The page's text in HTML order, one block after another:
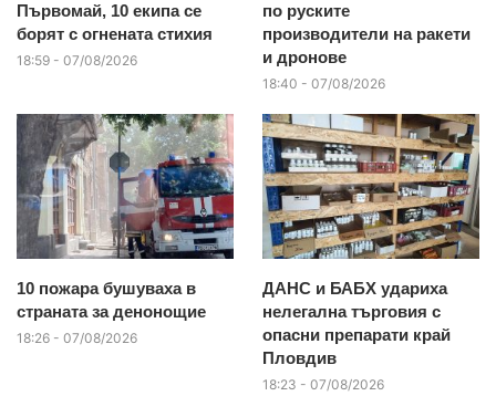
Първомай, 10 екипа се
борят с огнената стихия
18:59 - 07/08/2026
по руските
производители на ракети
и дронове
18:40 - 07/08/2026
10 пожара бушуваха в
страната за денонощие
18:26 - 07/08/2026
ДАНС и БАБХ удариха
нелегална търговия с
опасни препарати край
Пловдив
18:23 - 07/08/2026